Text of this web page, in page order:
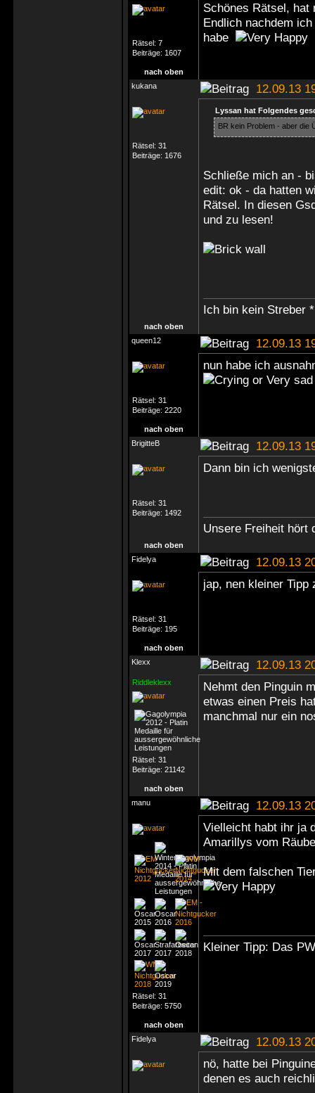
Rätsel: 7
Beiträge: 1607
Schönes Rätsel, hat
Endlich nachdem
habe
nach oben
kukana
12.09.13
Rätsel: 31
Beiträge: 1676
Lyssan hat Folgendes
BR kein Problem - aber
Schließe mich an -
edit: ok - da hatten
Rätsel. In diesen
und zu lesen!
Ich bin kein Streber
nach oben
queen12
12.09.13
Rätsel: 31
Beiträge: 2220
nun habe ich
nach oben
BrigitteB
12.09.13
Rätsel: 31
Beiträge: 1492
Dann bin ich
Unsere Freiheit hört
nach oben
Fidelya
12.09.13
Rätsel: 31
Beiträge: 195
jap, nen kleiner Tipp
nach oben
Klexx
12.09.13
Riddleklexx
Rätsel: 31
Beiträge: 21142
Nehmt den Pinguin
etwas einen Preis
manchmal nur ein
nach oben
manu
12.09.13
Rätsel: 31
Beiträge: 5750
Vielleicht habt ihr ja
Amarillys vom
Mit dem falschen
Kleiner Tipp: Das
nach oben
Fidelya
12.09.13
nö, hatte bei
denen es auch